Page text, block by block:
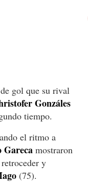
gol que su rival
Gonzáles
tiempo.
el ritmo a
Gareca mostraron
y
(75).